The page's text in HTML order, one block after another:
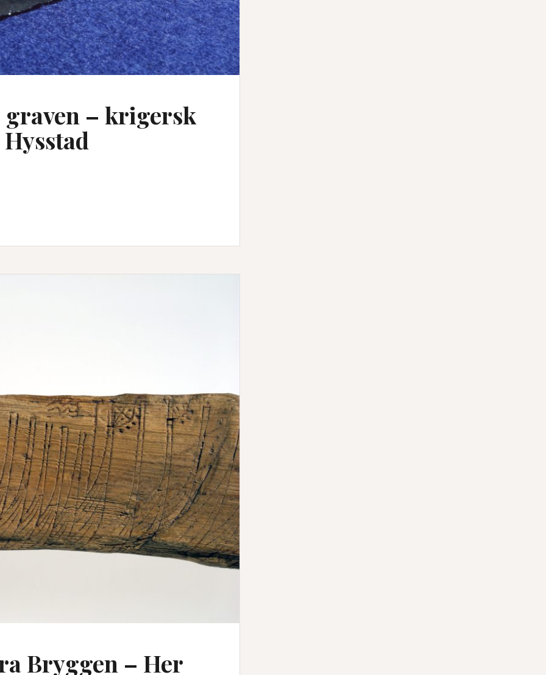
graven – krigersk
Bryggen – Her